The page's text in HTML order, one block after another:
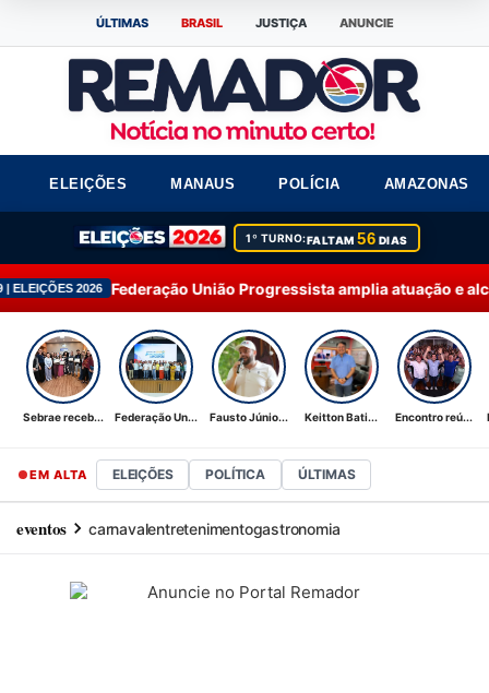
ÚLTIMAS BRASIL JUSTIÇA ANUNCIE
ELEIÇÕES MANAUS POLÍCIA AMAZONAS
1º TURNO:FALTAM56 DIAS
União Progressista amplia atuação e alcança 92% dos
Sebrae receb... Federação Un... Fausto Júnio... Keitton Bati... Encontro reú...
EM ALTA ELEIÇÕES POLÍTICA ÚLTIMAS
eventos carnavalentretenimentogastronomia